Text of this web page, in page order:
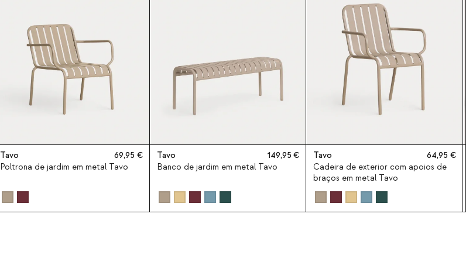
Tavo
69,95
Poltrona de jardim em metal Tavo
Tavo
149,95
Banco de jardim em metal Tavo
Tavo
64,95
Cadeira de exterior com apoios de
braços em metal Tavo